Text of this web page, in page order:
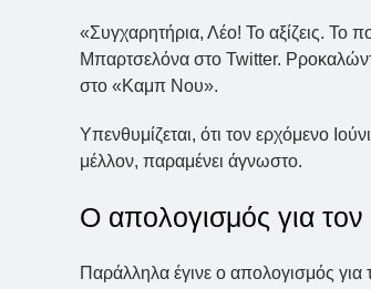
«Συγχαρητήρια, Λέο! Το αξίζεις. Το
Μπαρτσελόνα στο Twitter.
στο «Καμπ Νου».
Υπενθυμίζεται, ότι τον ερχόμενο
μέλλον, παραμένει άγνωστο.
Ο απολογισμός για
Παράλληλα έγινε ο απολογισμός